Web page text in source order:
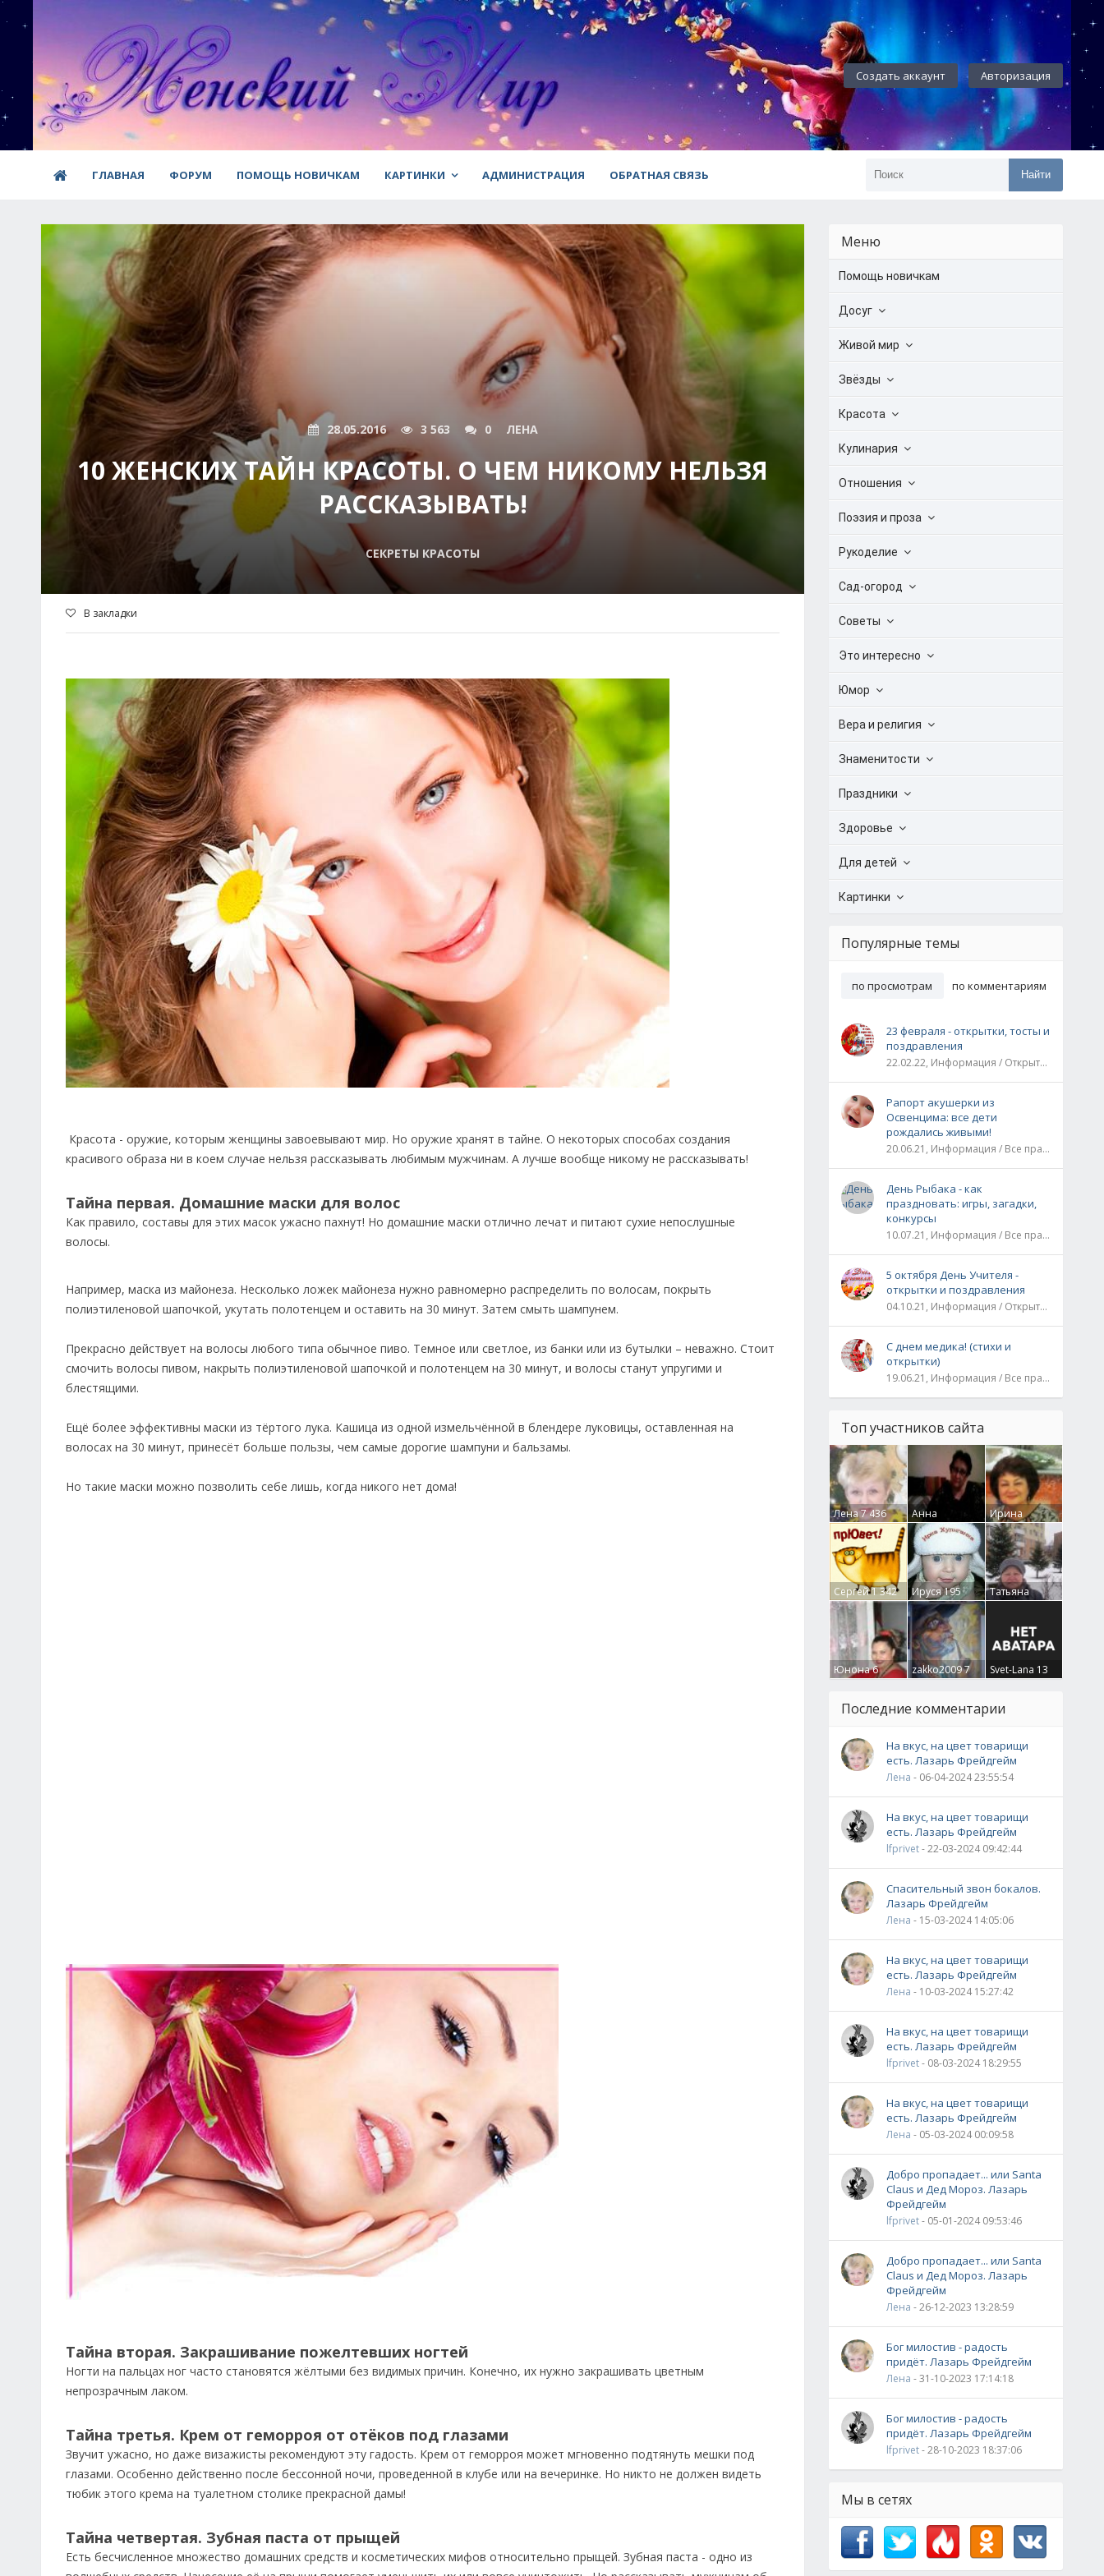
Создать аккаунт Авторизация
ГЛАВНАЯ ФОРУМ ПОМОЩЬ НОВИЧКАМ КАРТИНКИ АДМИНИСТРАЦИЯ ОБРАТНАЯ СВЯЗЬ Найти
28.05.2016 3 563 0 ЛЕНА
10 ЖЕНСКИХ ТАЙН КРАСОТЫ. О ЧЕМ НИКОМУ НЕЛЬЗЯ
РАССКАЗЫВАТЬ!
СЕКРЕТЫ КРАСОТЫ
В закладки
Красота - оружие, которым женщины завоевывают мир. Но оружие хранят в тайне. О некоторых способах создания
красивого образа ни в коем случае нельзя рассказывать любимым мужчинам. А лучше вообще никому не рассказывать!
Тайна первая. Домашние маски для волос
Как правило, составы для этих масок ужасно пахнут! Но домашние маски отлично лечат и питают сухие непослушные
волосы.
Например, маска из майонеза. Несколько ложек майонеза нужно равномерно распределить по волосам, покрыть
полиэтиленовой шапочкой, укутать полотенцем и оставить на 30 минут. Затем смыть шампунем.
Прекрасно действует на волосы любого типа обычное пиво. Темное или светлое, из банки или из бутылки – неважно. Стоит
смочить волосы пивом, накрыть полиэтиленовой шапочкой и полотенцем на 30 минут, и волосы станут упругими и
блестящими.
Ещё более эффективны маски из тёртого лука. Кашица из одной измельчённой в блендере луковицы, оставленная на
волосах на 30 минут, принесёт больше пользы, чем самые дорогие шампуни и бальзамы.
Но такие маски можно позволить себе лишь, когда никого нет дома!
Тайна вторая. Закрашивание пожелтевших ногтей
Ногти на пальцах ног часто становятся жёлтыми без видимых причин. Конечно, их нужно закрашивать цветным
непрозрачным лаком.
Тайна третья. Крем от геморроя от отёков под глазами
Звучит ужасно, но даже визажисты рекомендуют эту гадость. Крем от геморроя может мгновенно подтянуть мешки под
глазами. Особенно действенно после бессонной ночи, проведенной в клубе или на вечеринке. Но никто не должен видеть
тюбик этого крема на туалетном столике прекрасной дамы!
Тайна четвертая. Зубная паста от прыщей
Есть бесчисленное множество домашних средств и косметических мифов относительно прыщей. Зубная паста - одно из
Меню
Помощь новичкам
Досуг
Живой мир
Звёзды
Красота
Кулинария
Отношения
Поэзия и проза
Рукоделие
Сад-огород
Советы
Это интересно
Юмор
Вера и религия
Знаменитости
Праздники
Здоровье
Для детей
Картинки
Популярные темы
по просмотрам по комментариям
23 февраля - открытки, тосты и
поздравления
22.02.22, Информация / Открытки / Все праздники
Рапорт акушерки из
Освенцима: все дети
рождались живыми!
20.06.21, Информация / Все праздники / Рассказы и истории
День Рыбака - как
праздновать: игры, загадки,
конкурсы
10.07.21, Информация / Все праздники
5 октября День Учителя -
открытки и поздравления
04.10.21, Информация / Открытки / Все праздники
С днем медика! (стихи и
открытки)
19.06.21, Информация / Все праздники
Топ участников сайта
Лена7 436
Анна
Гумлевая0
Ирина
Бруцкая41
Сергей1 342 Ируся195
Татьяна
Крючкова0
Юнона6 zakko20097 Svet-Lana 13
Последние комментарии
На вкус, на цвет товарищи
есть. Лазарь Фрейдгейм
Лена - 06-04-2024 23:55:54
На вкус, на цвет товарищи
есть. Лазарь Фрейдгейм
lfprivet- 22-03-2024 09:42:44
Спасительный звон бокалов.
Лазарь Фрейдгейм
Лена - 15-03-2024 14:05:06
На вкус, на цвет товарищи
есть. Лазарь Фрейдгейм
Лена - 10-03-2024 15:27:42
На вкус, на цвет товарищи
есть. Лазарь Фрейдгейм
lfprivet- 08-03-2024 18:29:55
На вкус, на цвет товарищи
есть. Лазарь Фрейдгейм
Лена - 05-03-2024 00:09:58
Добро пропадает... или Santa
Claus и Дед Мороз. Лазарь
Фрейдгейм
lfprivet- 05-01-2024 09:53:46
Добро пропадает... или Santa
Claus и Дед Мороз. Лазарь
Фрейдгейм
Лена - 26-12-2023 13:28:59
Бог милостив - радость
придёт. Лазарь Фрейдгейм
Лена - 31-10-2023 17:14:18
Бог милостив - радость
придёт. Лазарь Фрейдгейм
lfprivet- 28-10-2023 18:37:06
Мы в сетях